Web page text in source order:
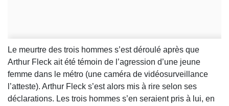
Le meurtre des trois hommes s’est déroulé après que
Arthur Fleck ait été témoin de l’agression d’une jeune
femme dans le métro (une caméra de vidéosurveillance
l’atteste). Arthur Fleck s’est alors mis à rire selon ses
déclarations. Les trois hommes s’en seraient pris à lui, en